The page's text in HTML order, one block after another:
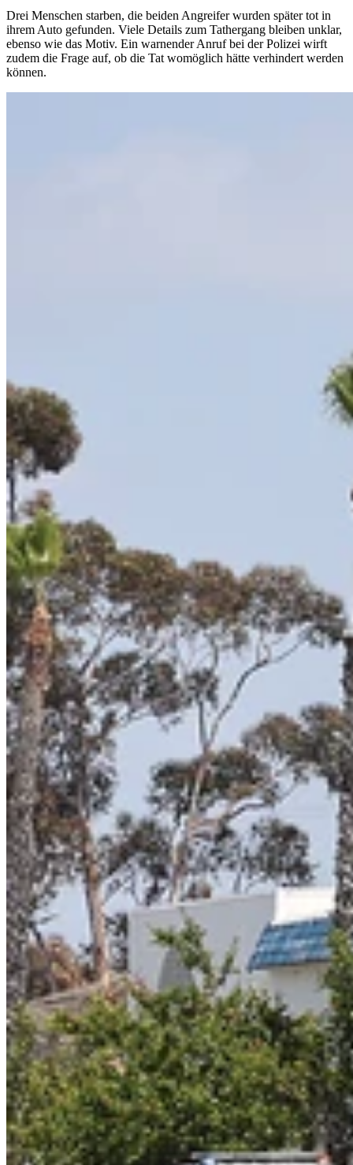
Drei Menschen starben, die beiden Angreifer wurden später tot in
ihrem Auto gefunden. Viele Details zum Tathergang bleiben unklar,
ebenso wie das Motiv. Ein warnender Anruf bei der Polizei wirft
zudem die Frage auf, ob die Tat womöglich hätte verhindert werden
können.